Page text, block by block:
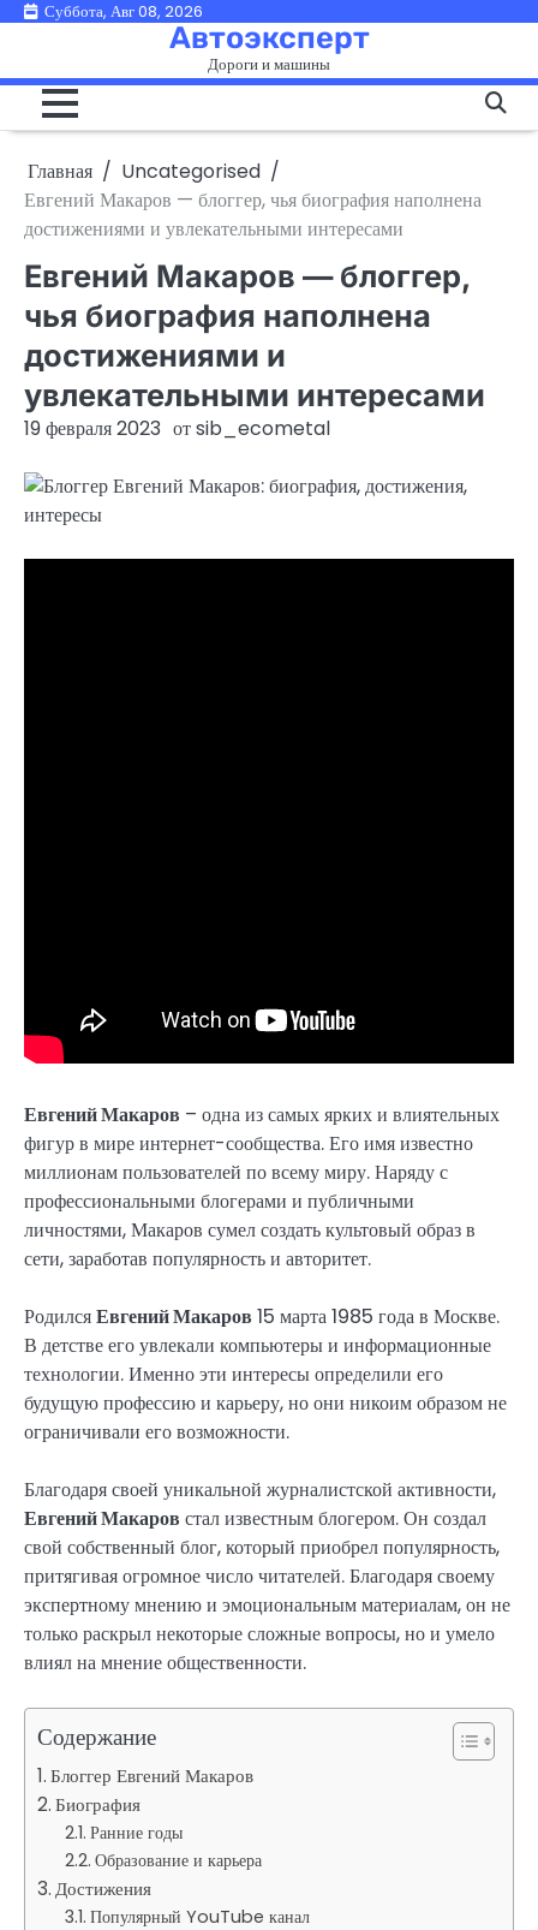
ПерейтиСуббота, Авг 08, 2026
Автоэксперт
Дороги и машины
Главная
Uncategorised
Евгений Макаров — блоггер, чья биография наполнена
достижениями и увлекательными интересами
Евгений Макаров — блоггер,
чья биография наполнена
достижениями и
увлекательными интересами
19 февраля 2023 отsib_ecometal
Евгений Макаров – одна из самых ярких и влиятельных
фигур в мире интернет-сообщества. Его имя известно
миллионам пользователей по всему миру. Наряду с
профессиональными блогерами и публичными
личностями, Макаров сумел создать культовый образ в
сети, заработав популярность и авторитет.
РодилсяЕвгений Макаров 15 марта 1985 года в Москве.
В детстве его увлекали компьютеры и информационные
технологии. Именно эти интересы определили его
будущую профессию и карьеру, но они никоим образом не
ограничивали его возможности.
Благодаря своей уникальной журналистской активности,
Евгений Макаров стал известным блогером. Он создал
свой собственный блог, который приобрел популярность,
притягивая огромное число читателей. Благодаря своему
экспертному мнению и эмоциональным материалам, он не
только раскрыл некоторые сложные вопросы, но и умело
влиял на мнение общественности.
Содержание
Блоггер Евгений Макаров
Биография
Ранние годы
Образование и карьера
Достижения
Популярный YouTube канал